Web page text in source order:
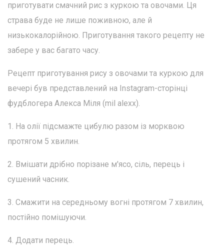
приготувати смачний рис з куркою та овочами. Ця
страва буде не лише поживною, але й
низькокалорійною. Приготування такого рецепту не
забере у вас багато часу.
Рецепт приготування рису з овочами та куркою для
вечері був представлений на Instagram-сторінці
фудблогера Алекса Міля (mil alexx).
1. На олії підсмажте цибулю разом із морквою
протягом 5 хвилин.
2. Вмішати дрібно порізане м'ясо, сіль, перець і
сушений часник.
3. Смажити на середньому вогні протягом 7 хвилин,
постійно помішуючи.
4. Додати перець.